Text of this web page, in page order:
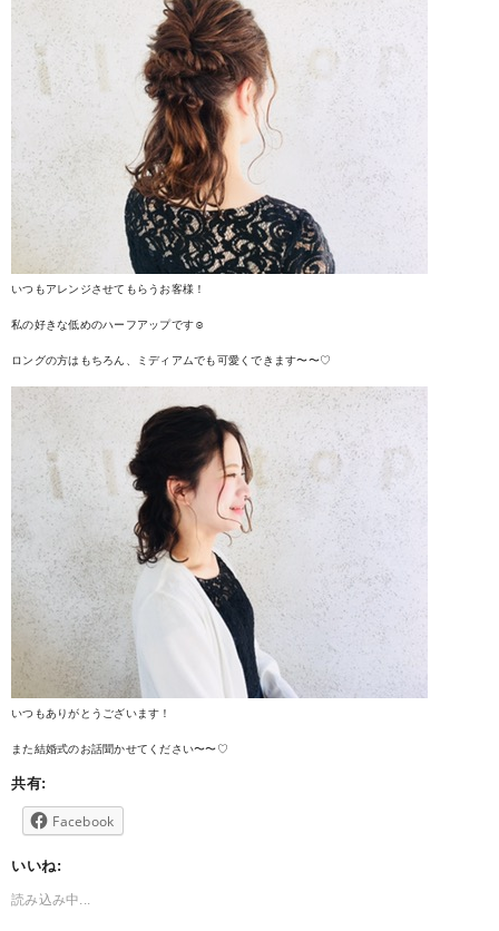
いつもアレンジさせてもらうお客様！
私の好きな低めのハーフアップです☺︎
ロングの方はもちろん、ミディアムでも可愛くできます〜〜♡
いつもありがとうございます！
また結婚式のお話聞かせてください〜〜♡
共有:
Facebook
いいね:
読み込み中...